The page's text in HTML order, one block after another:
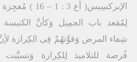
الإبركسِيس( أع
لِمُقعد باب الجمِيل وَكأنَّ
شِفاء المرض وَقوَّتهُمْ فِى الكِرازة
فُرصة للتلاميذ لِلكِرازة